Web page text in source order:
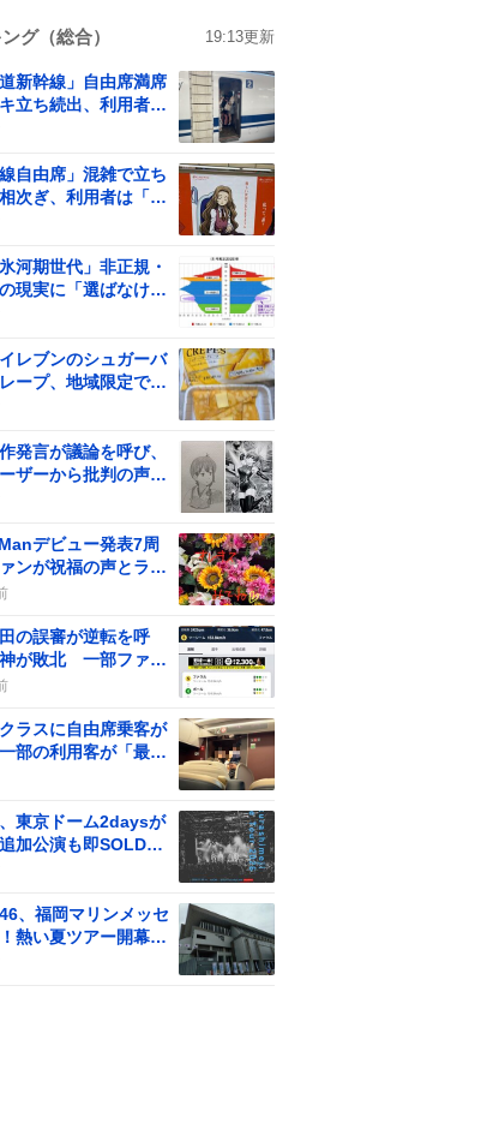
グ（総合） 19:13更新
道新幹線」自由席満席
立ち続出、利用者は
い」など不満
線自由席」混雑で立ち
次ぎ、利用者は「過
に驚き
氷河期世代」非正規・
現実に「選ばなけれ
ある」声が拡散
レブンのシュガーバ
ープ、地域限定で入
「食べたかった…」
発言が議論を呼び、
ザーから批判の声が
デビュー発表7周
ンが祝福の声とライ
盛り上がる
の誤審が逆転を呼
が敗北 一部ファン
判の声も
ラスに自由席乗客が
部の利用客が「最
不快」感をツイート
東京ドーム2daysが
加公演も即SOLD
おめでとう」歓喜の
、福岡マリンメッセ
熱い夏ツアー開幕に
喜の声